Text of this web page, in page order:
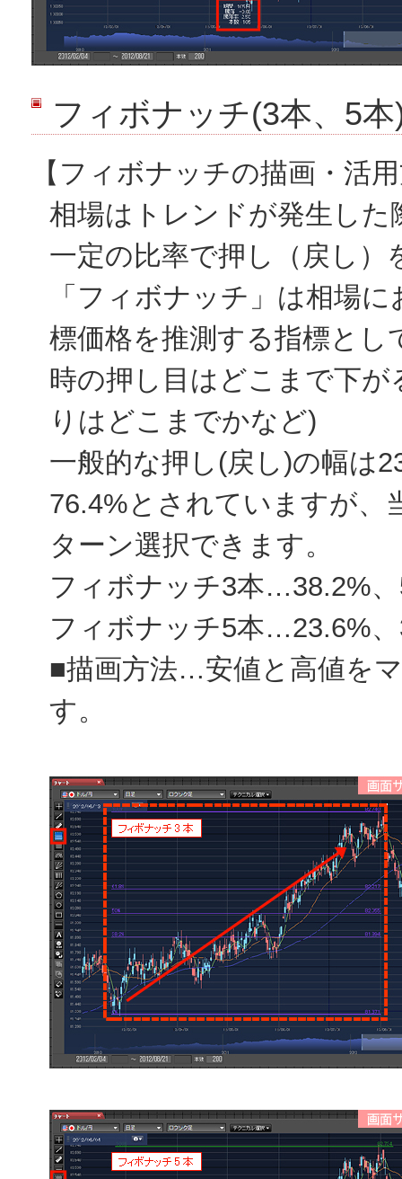
フィボナッチ(3本、5本
【フィボナッチの描画・活
相場はトレンドが発生し
一定の比率で押し（戻し
「フィボナッチ」は相場
標価格を推測する指標と
時の押し目はどこまで下
りはどこまでかなど)
一般的な押し(戻し)の幅は
76.4%とされていますが、
ターン選択できます。
フィボナッチ3本…38.2%
フィボナッチ5本…23.6%
■描画方法…安値と高値を
す。